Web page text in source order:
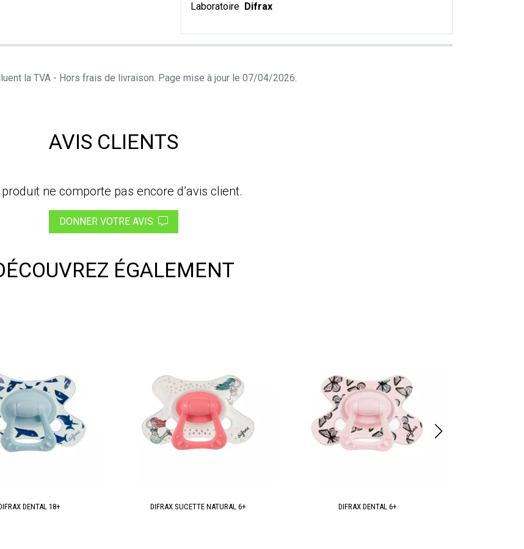
Laboratoire Difrax
la TVA - Hors frais de livraison. Page mise à jour le 07/04/2026.
AVIS CLIENTS
produit ne comporte pas encore d’avis client.
DONNER VOTRE AVIS
ÉGALEMENT
DENTAL 18+ DIFRAX SUCETTE NATURAL 6+ DIFRAX DENTAL 6+